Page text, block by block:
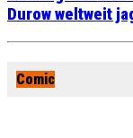
Durow weltweit
Comic